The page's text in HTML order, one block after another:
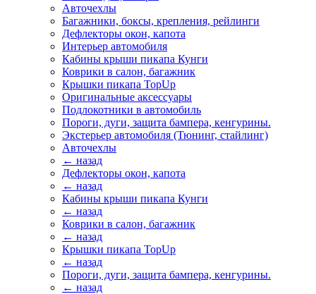
Авточехлы
Багажники, боксы, крепления, рейлинги
Дефлекторы окон, капота
Интерьер автомобиля
Кабины крыши пикапа Кунги
Коврики в салон, багажник
Крышки пикапа TopUp
Оригинальные аксессуары
Подлокотники в автомобиль
Пороги, дуги, защита бампера, кенгурины.
Экстерьер автомобиля (Тюнинг, стайлинг)
Авточехлы
← назад
Дефлекторы окон, капота
← назад
Кабины крыши пикапа Кунги
← назад
Коврики в салон, багажник
← назад
Крышки пикапа TopUp
← назад
Пороги, дуги, защита бампера, кенгурины.
← назад